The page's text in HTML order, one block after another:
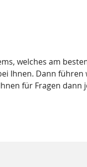
welches am
Ihnen. Dann
für Fragen dann